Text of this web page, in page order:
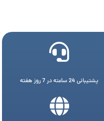
پشتیبانی 24 ساعته در 7 روز هفته